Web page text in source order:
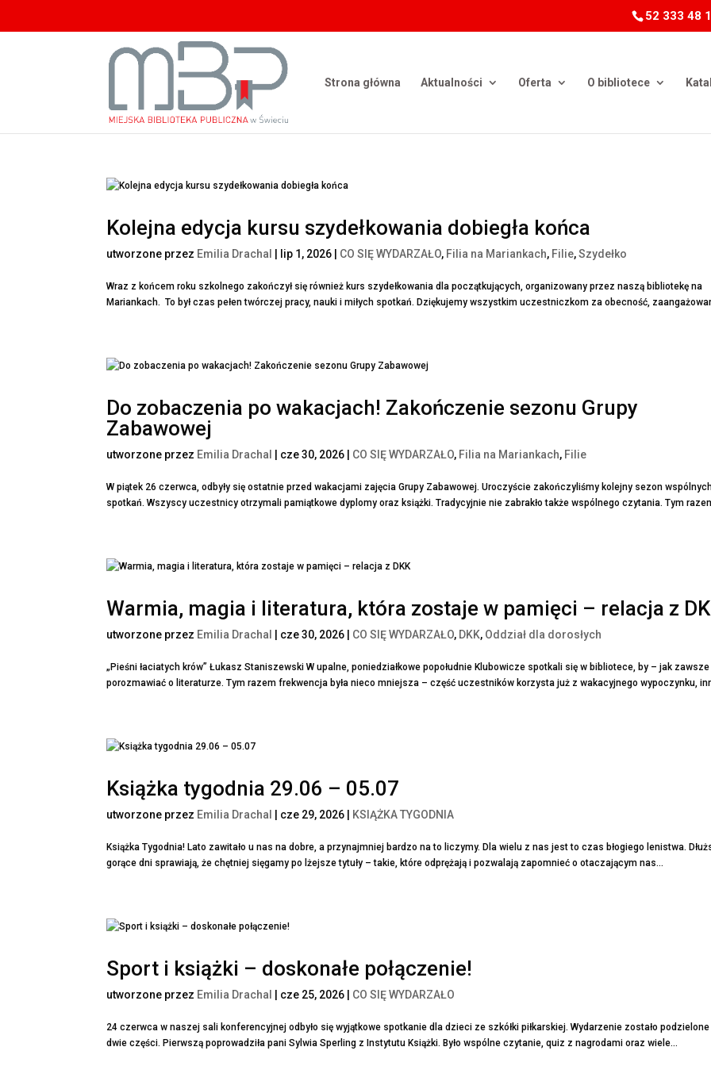
52 333 48
Strona główna Aktualności Oferta O bibliotece
Kolejna edycja kursu szydełkowania dobiegła końca
utworzone przez Emilia Drachal lip 1, 2026 CO SIĘ WYDARZAŁO, Filia na Mariankach, Filie,Szydełko
Wraz z końcem roku szkolnego zakończył się również kurs szydełkowania dla początkujących, organizowany przez naszą bibliotekę na
Mariankach. To był czas pełen twórczej pracy, nauki i miłych spotkań. Dziękujemy wszystkim uczestniczkom za obecność,
Do zobaczenia po wakacjach! Zakończenie sezonu Grupy
Zabawowej
utworzone przez Emilia Drachal cze 30, 2026 CO SIĘ WYDARZAŁO, Filia na Mariankach, Filie
W piątek 26 czerwca, odbyły się ostatnie przed wakacjami zajęcia Grupy Zabawowej. Uroczyście zakończyliśmy kolejny sezon
spotkań. Wszyscy uczestnicy otrzymali pamiątkowe dyplomy oraz książki. Tradycyjnie nie zabrakło także wspólnego czytania. Tym
Warmia, magia i literatura, która zostaje w pamięci – relacja z
utworzone przez Emilia Drachal cze 30, 2026 CO SIĘ WYDARZAŁO, DKK, Oddział dla dorosłych
„Pieśni łaciatych krów” Łukasz Staniszewski W upalne, poniedziałkowe popołudnie Klubowicze spotkali się w bibliotece, by – jak zawsze
porozmawiać o literaturze. Tym razem frekwencja była nieco mniejsza – część uczestników korzysta już z wakacyjnego wypoczynku,
Książka tygodnia 29.06 – 05.07
utworzone przez Emilia Drachal cze 29, 2026 KSIĄŻKA TYGODNIA
Książka Tygodnia! Lato zawitało u nas na dobre, a przynajmniej bardzo na to liczymy. Dla wielu z nas jest to czas błogiego lenistwa.
gorące dni sprawiają, że chętniej sięgamy po lżejsze tytuły – takie, które odprężają i pozwalają zapomnieć o otaczającym nas...
Sport i książki – doskonałe połączenie!
utworzone przez Emilia Drachal cze 25, 2026 CO SIĘ WYDARZAŁO
24 czerwca w naszej sali konferencyjnej odbyło się wyjątkowe spotkanie dla dzieci ze szkółki piłkarskiej. Wydarzenie zostało
dwie części. Pierwszą poprowadziła pani Sylwia Sperling z Instytutu Książki. Było wspólne czytanie, quiz z nagrodami oraz wiele...